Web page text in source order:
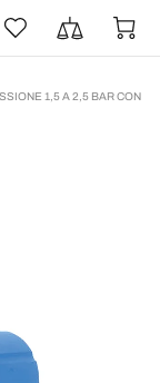
1,5 A 2,5 BAR CON